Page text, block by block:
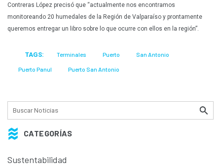
CATEGORÍAS
Sustentabilidad
Contreras López precisó que “actualmente nos encontramos
monitoreando 20 humedales de la Región de Valparaíso y prontamente
queremos entregar un libro sobre lo que ocurre con ellos en la región”.
TAGS: Terminales Puerto San Antonio
Puerto Panul Puerto San Antonio